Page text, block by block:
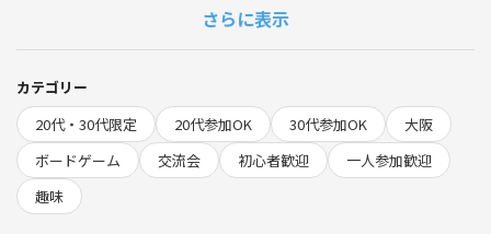
もし人数が集まりそうになければ前日に参加者の方々にメッセージをお
送りしますのでご安心ください！
さらに表示
カテゴリー
20代・30代限定
20代参加OK 30代参加OK
大阪
ボードゲーム
交流会 初心者歓迎
一人参加歓迎
趣味